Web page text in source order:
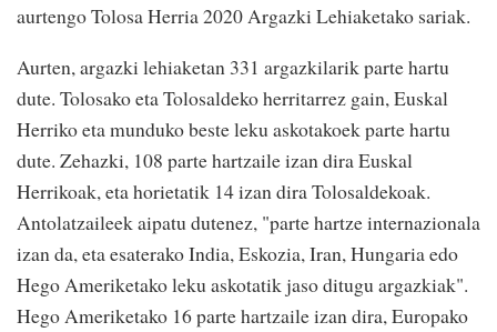
aurtengo Tolosa Herria 2020 Argazki Lehiaketako sariak.
Aurten, argazki lehiaketan 331 argazkilarik parte hartu
dute. Tolosako eta Tolosaldeko herritarrez gain, Euskal
Herriko eta munduko beste leku askotakoek parte hartu
dute. Zehazki, 108 parte hartzaile izan dira Euskal
Herrikoak, eta horietatik 14 izan dira Tolosaldekoak.
Antolatzaileek aipatu dutenez, "parte hartze internazionala
izan da, eta esaterako India, Eskozia, Iran, Hungaria edo
Hego Ameriketako leku askotatik jaso ditugu argazkiak".
Hego Ameriketako 16 parte hartzaile izan dira, Europako